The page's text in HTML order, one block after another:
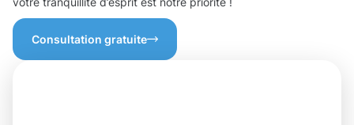
Consultation gratuite